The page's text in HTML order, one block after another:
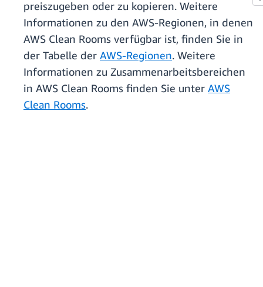
preiszugeben oder zu kopieren. Weitere
Informationen zu den AWS-Regionen, in denen
AWS Clean Rooms verfügbar ist, finden Sie in
der Tabelle der AWS-Regionen. Weitere
Informationen zu Zusammenarbeitsbereichen
in AWS Clean Rooms finden Sie unter AWS
Clean Rooms.